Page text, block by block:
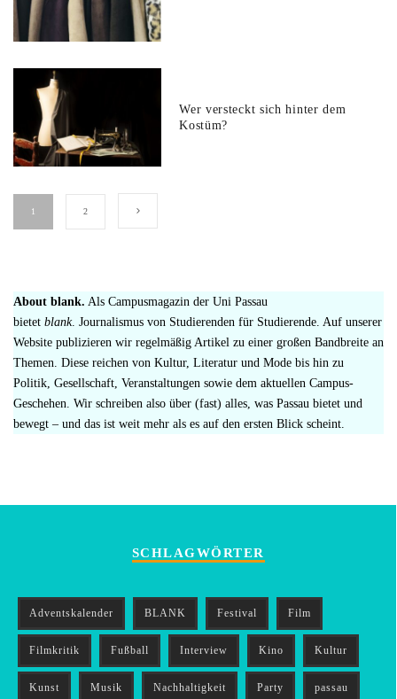
Wer versteckt sich hinter dem
Kostüm?
1 2
About blank. Als Campusmagazin der Uni Passau
bietet blank. Journalismus von Studierenden für Studierende. Auf unserer
Website publizieren wir regelmäßig Artikel zu einer großen Bandbreite an
Themen. Diese reichen von Kultur, Literatur und Mode bis hin zu
Politik, Gesellschaft, Veranstaltungen sowie dem aktuellen Campus-
Geschehen. Wir schreiben also über (fast) alles, was Passau bietet und
bewegt – und das ist weit mehr als es auf den ersten Blick scheint.
SCHLAGWÖRTER
Adventskalender BLANK Festival Film
Filmkritik Fußball Interview Kino Kultur
Kunst Musik Nachhaltigkeit Party passau